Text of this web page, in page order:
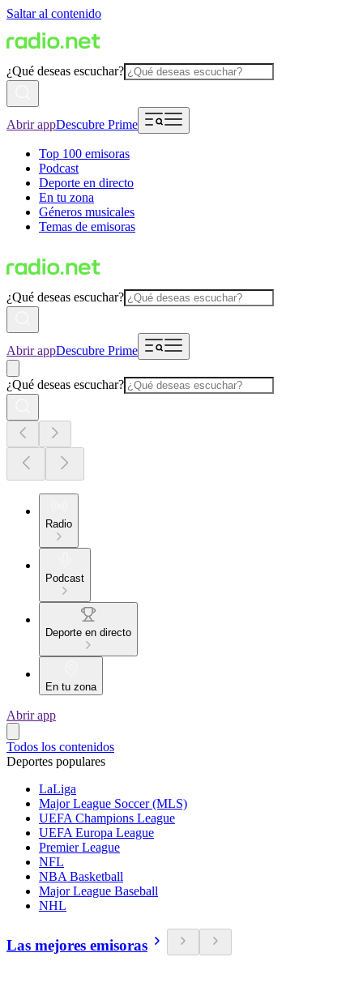
Saltar al contenido
¿Qué deseas escuchar?
Abrir appDescubre Prime
Top 100 emisoras
Podcast
Deporte en directo
En tu zona
Géneros musicales
Temas de emisoras
¿Qué deseas escuchar?
Abrir appDescubre Prime
¿Qué deseas escuchar?
Radio
Podcast
Deporte en directo
En tu zona
Abrir app
Todos los contenidos
Deportes populares
LaLiga
Major League Soccer (MLS)
UEFA Champions League
UEFA Europa League
Premier League
NFL
NBA Basketball
Major League Baseball
NHL
Las mejores emisoras